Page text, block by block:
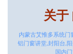
关于
内蒙古艾惟多系统门
铝门窗讲堂,封阳台,
国内